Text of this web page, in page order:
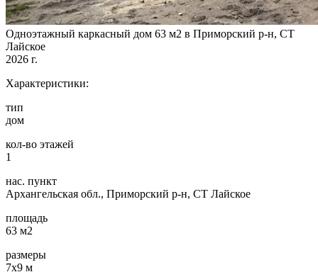
Одноэтажный каркасный дом 63 м2 в Приморский р-н, СТ
Лайское
2026 г.
Характеристики:
тип
дом
кол-во этажей
1
нас. пункт
Архангельская обл., Приморский р-н, СТ Лайское
площадь
63 м2
размеры
7х9 м